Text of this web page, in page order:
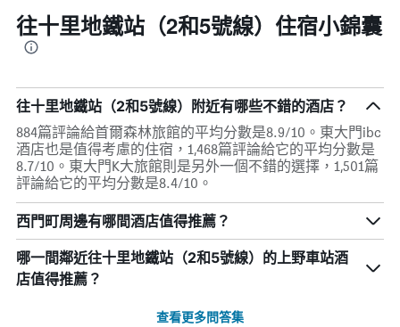
往十里地鐵站（2和5號線）住宿小錦囊
往十里地鐵站（2和5號線）附近有哪些不錯的酒店？
884篇評論給首爾森林旅館的平均分數是8.9/10。東大門ibc
酒店也是值得考慮的住宿，1,468篇評論給它的平均分數是
8.7/10。東大門K大旅館則是另外一個不錯的選擇，1,501篇
評論給它的平均分數是8.4/10。
西門町周邊有哪間酒店值得推薦？
哪一間鄰近往十里地鐵站（2和5號線）的上野車站酒
店值得推薦？
查看更多問答集